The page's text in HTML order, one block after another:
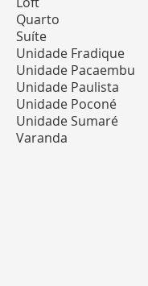
Quarto
Suíte
Unidade Fradique
Unidade Pacaembu
Unidade Paulista
Unidade Poconé
Unidade Sumaré
Varanda